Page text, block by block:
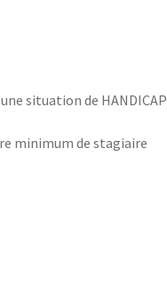
situation de HANDICAP
minimum de stagiaire